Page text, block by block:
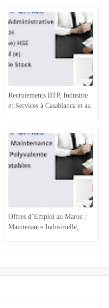
Recrutements BTP, Industrie
et Services à Casablanca et au
Offres d’Emploi au Maroc :
Maintenance Industrielle,